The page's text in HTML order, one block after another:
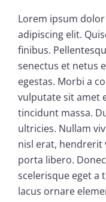
Lorem ipsum
adipiscing elit.
finibus.
senectus et netus
egestas. Morbi a
vulputate sit amet
tincidunt massa.
ultricies. Nullam
nisl erat, hendrerit
porta libero.
scelerisque eget a
lacus ornare